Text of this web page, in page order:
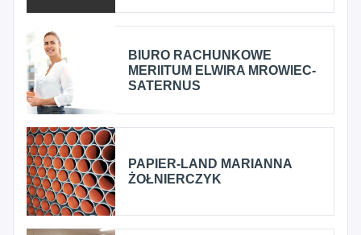
BIURO RACHUNKOWE
MERIITUM ELWIRA MROWIEC-
SATERNUS
PAPIER-LAND MARIANNA
ŻOŁNIERCZYK